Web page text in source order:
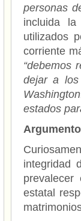
personas
incluida la
utilizados
corriente
“debemos
dejar a los
estados
integridad
estatal